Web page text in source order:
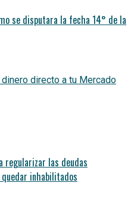
se disputara la fecha 14° de la
regularizar las deudas
inhabilitados